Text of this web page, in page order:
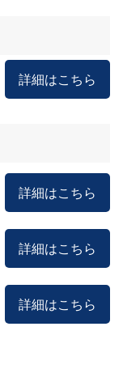
詳細はこちら
詳細はこちら
詳細はこちら
詳細はこちら